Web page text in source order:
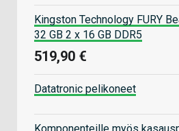
Kingston Technology FURY
32 GB 2 x 16 GB DDR5
519,90 €
Datatronic pelikoneet